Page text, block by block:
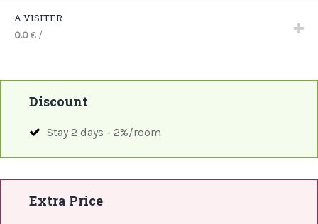
A VISITER
0.0€ /
Discount
Stay 2 days - 2%/room
Extra Price